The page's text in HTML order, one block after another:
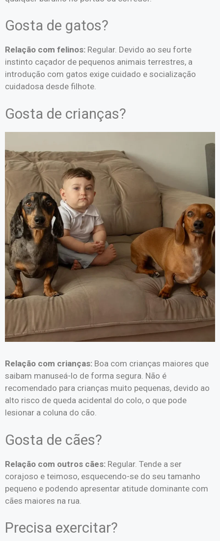
Gosta de gatos?
Relação com felinos: Regular. Devido ao seu forte
instinto caçador de pequenos animais terrestres, a
introdução com gatos exige cuidado e socialização
cuidadosa desde filhote.
Gosta de crianças?
Relação com crianças: Boa com crianças maiores que
saibam manuseá-lo de forma segura. Não é
recomendado para crianças muito pequenas, devido ao
alto risco de queda acidental do colo, o que pode
lesionar a coluna do cão.
Gosta de cães?
Relação com outros cães: Regular. Tende a ser
corajoso e teimoso, esquecendo-se do seu tamanho
pequeno e podendo apresentar atitude dominante com
cães maiores na rua.
Precisa exercitar?